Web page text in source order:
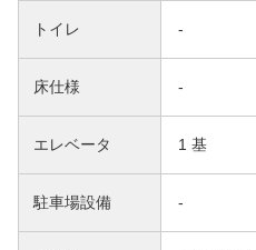
トイレ -
床仕様 -
エレベータ 1 基
駐車場設備 -